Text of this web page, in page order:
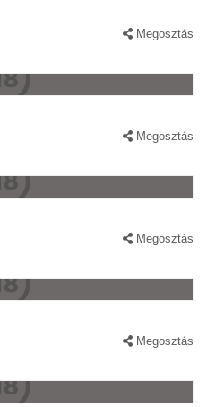
Megosztás
Megosztás
Megosztás
Megosztás